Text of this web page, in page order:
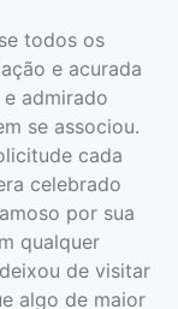
todos os
e acurada
admirado
se associou.
cada
celebrado
por sua
qualquer
de visitar
algo de maior